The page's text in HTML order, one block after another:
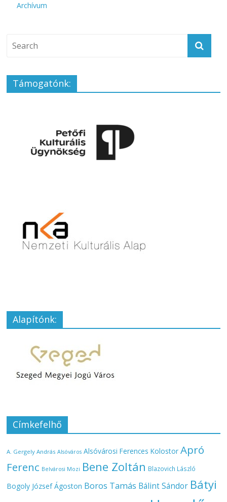
Archívum
Támogatónk:
Alapítónk:
Címkefelhő
A. Gergely András Alsóváros Alsóvárosi Ferences Kolostor Apró
Ferenc Belvárosi Mozi Bene Zoltán Blazovich László
Bogoly József Ágoston Boros Tamás Bálint Sándor Bátyi